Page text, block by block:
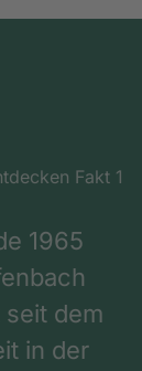
1965
dem
in der